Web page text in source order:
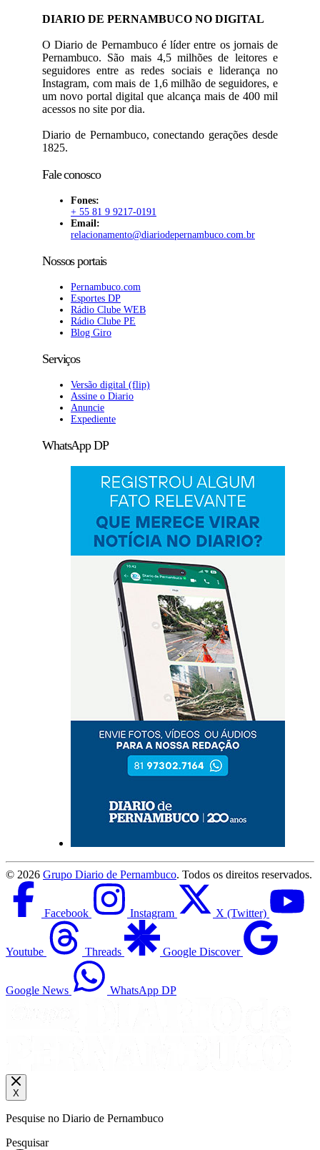
DIARIO DE PERNAMBUCO NO DIGITAL
O Diario de Pernambuco é líder entre os jornais de
Pernambuco. São mais 4,5 milhões de leitores e
seguidores entre as redes sociais e liderança no
Instagram, com mais de 1,6 milhão de seguidores, e
um novo portal digital que alcança mais de 400 mil
acessos no site por dia.
Diario de Pernambuco, conectando gerações desde
1825.
Fale conosco
Fones:
+ 55 81 9 9217-0191
Email:
relacionamento@diariodepernambuco.com.br
Nossos portais
Pernambuco.com
Esportes DP
Rádio Clube WEB
Rádio Clube PE
Blog Giro
Serviços
Versão digital (flip)
Assine o Diario
Anuncie
Expediente
WhatsApp DP
© 2026 Grupo Diario de Pernambuco. Todos os direitos reservados.
Facebook Instagram X (Twitter)
Youtube Threads Google Discover
Google News WhatsApp DP
X
Pesquise no Diario de Pernambuco
Pesquisar